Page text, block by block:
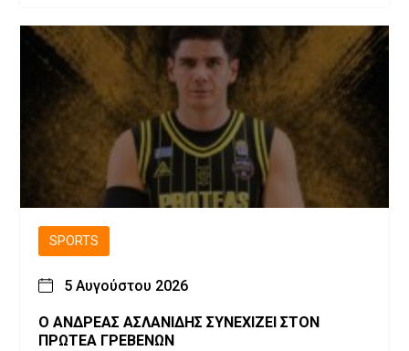
SPORTS
5 Αυγούστου 2026
Ο ΑΝΔΡΕΑΣ ΑΣΛΑΝΙΔΗΣ ΣΥΝΕΧΙΖΕΙ ΣΤΟΝ
ΠΡΩΤΕΑ ΓΡΕΒΕΝΩΝ